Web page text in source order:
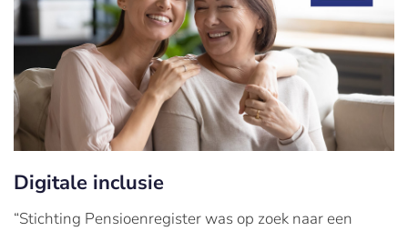
Digitale inclusie
“Stichting Pensioenregister was op zoek naar een